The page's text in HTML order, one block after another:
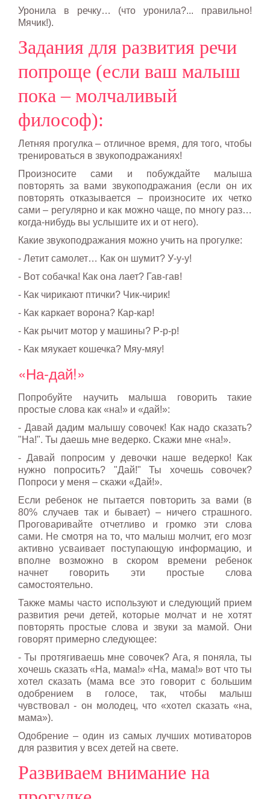
Уронила в речку… (что уронила?... правильно!
Мячик!).
Задания для развития речи
попроще (если ваш малыш
пока – молчаливый
философ):
Летняя прогулка – отличное время, для того, чтобы
тренироваться в звукоподражаниях!
Произносите сами и побуждайте малыша
повторять за вами звукоподражания (если он их
повторять отказывается – произносите их четко
сами – регулярно и как можно чаще, по многу раз…
когда-нибудь вы услышите их и от него).
Какие звукоподражания можно учить на прогулке:
- Летит самолет… Как он шумит? У-у-у!
- Вот собачка! Как она лает? Гав-гав!
- Как чирикают птички? Чик-чирик!
- Как каркает ворона? Кар-кар!
- Как рычит мотор у машины? Р-р-р!
- Как мяукает кошечка? Мяу-мяу!
«На-дай!»
Попробуйте научить малыша говорить такие
простые слова как «на!» и «дай!»:
- Давай дадим малышу совочек! Как надо сказать?
"На!". Ты даешь мне ведерко. Скажи мне «на!».
- Давай попросим у девочки наше ведерко! Как
нужно попросить? "Дай!" Ты хочешь совочек?
Попроси у меня – скажи «Дай!».
Если ребенок не пытается повторить за вами (в
80% случаев так и бывает) – ничего страшного.
Проговаривайте отчетливо и громко эти слова
сами. Не смотря на то, что малыш молчит, его мозг
активно усваивает поступающую информацию, и
вполне возможно в скором времени ребенок
начнет говорить эти простые слова
самостоятельно.
Также мамы часто используют и следующий прием
развития речи детей, которые молчат и не хотят
повторять простые слова и звуки за мамой. Они
говорят примерно следующее:
- Ты протягиваешь мне совочек? Ага, я поняла, ты
хочешь сказать «На, мама!» «На, мама!» вот что ты
хотел сказать (мама все это говорит с большим
одобрением в голосе, так, чтобы малыш
чувствовал - он молодец, что «хотел сказать «на,
мама»).
Одобрение – один из самых лучших мотиваторов
для развития у всех детей на свете.
Развиваем внимание на